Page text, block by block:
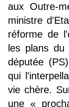
aux Outre-
ministre
réforme de
les plans
députée
qui
vie chère.
une «